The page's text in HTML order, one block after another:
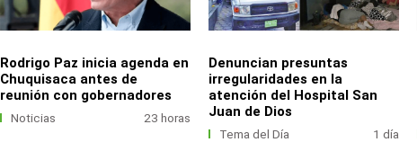
Rodrigo Paz inicia agenda en
Chuquisaca antes de
reunión con gobernadores
Noticias 23 horas
Denuncian presuntas
irregularidades en la
atención del Hospital San
Juan de Dios
Tema del Día 1 día